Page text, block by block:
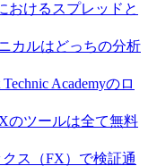
おけるスプレッドと
カルはどっちの分析
Academyのロ
のツールは全て無料
ス（FX）で検証通